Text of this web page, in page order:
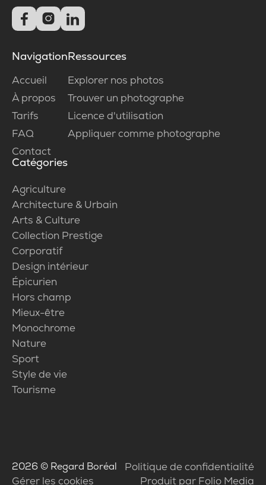
  
Navigation
Accueil
À propos
Tarifs
FAQ
Contact
Ressources
Explorer nos photos
Trouver un photographe
Licence d'utilisation
Appliquer comme photographe
Catégories
Agriculture
Architecture & Urbain
Arts & Culture
Collection Prestige
Corporatif
Design intérieur
Épicurien
Hors champ
Mieux-être
Monochrome
Nature
Sport
Style de vie
Tourisme
2026 © Regard Boréal
Politique de confidentialité
Gérer les cookies
Produit par Folio Media